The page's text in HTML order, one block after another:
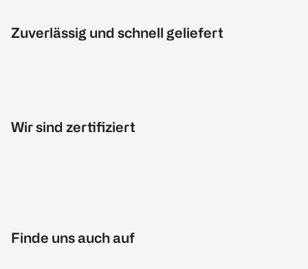
Zuverlässig und schnell geliefert
Wir sind zertifiziert
Finde uns auch auf